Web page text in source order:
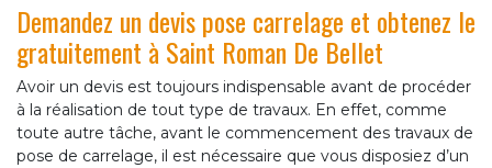
Demandez un devis pose carrelage et obtenez le
gratuitement à Saint Roman De Bellet
Avoir un devis est toujours indispensable avant de procéder
à la réalisation de tout type de travaux. En effet, comme
toute autre tâche, avant le commencement des travaux de
pose de carrelage, il est nécessaire que vous disposiez d’un